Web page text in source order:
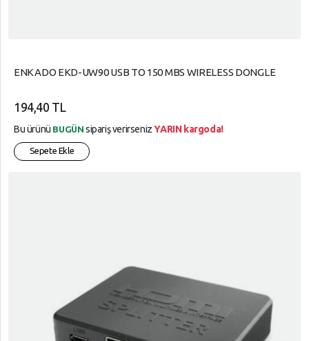
ENKADO EKD-UW90 USB TO 150 MBS WIRELESS DONGLE
194,40 TL
Bu ürünü BUGÜN sipariş verirsenizYARIN kargoda!
Sepete Ekle